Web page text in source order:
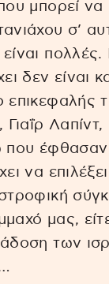
μπορεί να
σ’
πολλές.
δεν είναι
Γιαΐρ
που
να επιλέξει
μας,
των